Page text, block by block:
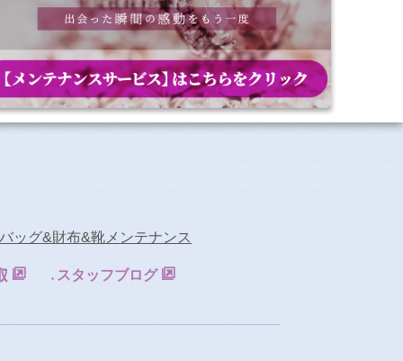
バッグ&財布&靴メンテナンス
スタッフブログ